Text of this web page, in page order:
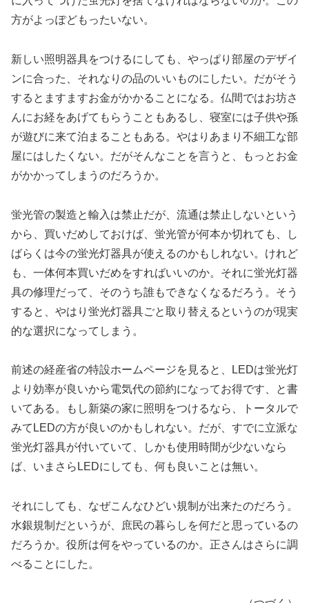
方がよっぽどもったいない。
新しい照明器具をつけるにしても、やっぱり部屋のデザイ
ンに合った、それなりの品のいいものにしたい。だがそう
するとますますお金がかかることになる。仏間ではお坊さ
んにお経をあげてもらうこともあるし、寝室には子供や孫
が遊びに来て泊まることもある。やはりあまり不細工な部
屋にはしたくない。だがそんなことを言うと、もっとお金
がかかってしまうのだろうか。
蛍光管の製造と輸入は禁止だが、流通は禁止しないという
から、買いだめしておけば、蛍光管が何本か切れても、し
ばらくは今の蛍光灯器具が使えるのかもしれない。けれど
も、一体何本買いだめをすればいいのか。それに蛍光灯器
具の修理だって、そのうち誰もできなくなるだろう。そう
すると、やはり蛍光灯器具ごと取り替えるというのが現実
的な選択になってしまう。
前述の経産省の特設ホームページを見ると、LEDは蛍光灯
より効率が良いから電気代の節約になってお得です、と書
いてある。もし新築の家に照明をつけるなら、トータルで
みてLEDの方が良いのかもしれない。だが、すでに立派な
蛍光灯器具が付いていて、しかも使用時間が少ないなら
ば、いまさらLEDにしても、何も良いことは無い。
それにしても、なぜこんなひどい規制が出来たのだろう。
水銀規制だというが、庶民の暮らしを何だと思っているの
だろうか。役所は何をやっているのか。正さんはさらに調
べることにした。